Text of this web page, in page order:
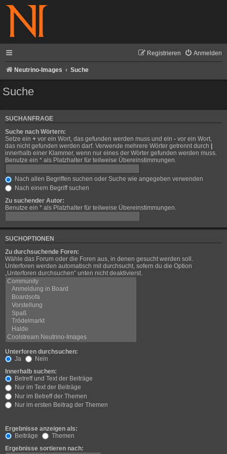
Anmelden
Registrieren
Neutrino-Images Suche
Suche
SUCHANFRAGE
Suche nach Wörtern:
Setze ein + vor ein Wort, das gefunden werden muss und ein - vor ein Wort,
das nicht gefunden werden darf. Verwende mehrere Wörter getrennt durch
innerhalb einer Klammer, wenn nur eines der Wörter gefunden werden muss.
Benutze ein * als Platzhalter für teilweise Übereinstimmungen.
Nach allen Begriffen suchen oder Suche wie angegeben verwenden
Nach einem Begriff suchen
Zu suchender Autor:
Benutze ein * als Platzhalter für teilweise Übereinstimmungen.
SUCHOPTIONEN
Zu durchsuchende Foren:
Wähle das Forum oder die Foren aus, in denen gesucht werden soll.
Unterforen werden automatisch mit durchsucht, sofern du die Option
„Unterforen durchsuchen“ unten nicht deaktivierst.
Unterforen durchsuchen:
Ja
Nein
Innerhalb suchen:
Betreff und Text der Beiträge
Nur im Text der Beiträge
Nur im Betreff der Themen
Nur im ersten Beitrag der Themen
Ergebnisse anzeigen als:
Beiträge
Themen
Ergebnisse sortieren nach: